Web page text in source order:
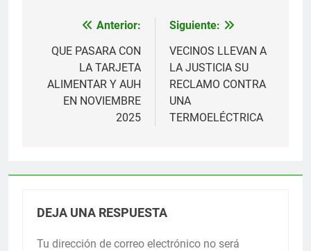
Navegación
de
entradas
Anterior:
QUE PASARA CON
LA TARJETA
ALIMENTAR Y AUH
EN NOVIEMBRE
2025
Siguiente:
VECINOS LLEVAN A
LA JUSTICIA SU
RECLAMO CONTRA
UNA
TERMOELÉCTRICA
DEJA UNA RESPUESTA
Tu dirección de correo electrónico no será